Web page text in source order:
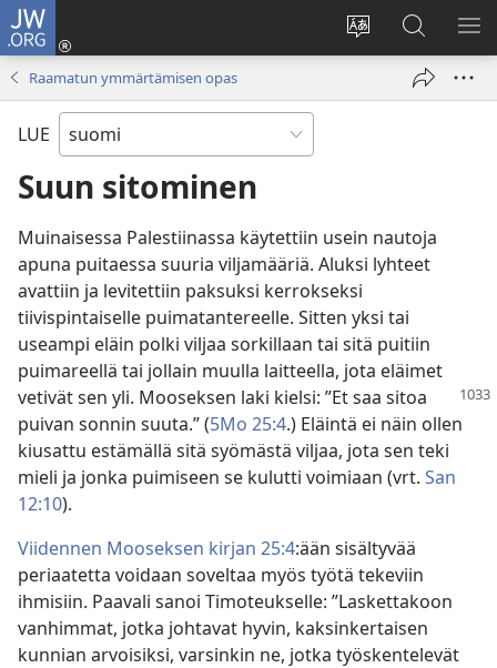
JW.ORG
Vaihda
sivuston
Kirjaudu
(avaa
Hae
JW.ORG-
sivustolta
Raamatun ymmärtämisen opas
LUE
Suun sitominen
Muinaisessa Palestiinassa käytettiin usein nautoja
apuna puitaessa suuria viljamääriä. Aluksi lyhteet
avattiin ja levitettiin paksuksi kerrokseksi
tiivispintaiselle puimatantereelle. Sitten yksi tai
useampi eläin polki viljaa sorkillaan tai sitä puitiin
puimareellä tai jollain muulla laitteella, jota eläimet
vetivätsen yli. Mooseksen laki kielsi: ”Et saa sitoa
puivan sonnin suuta.” (5Mo 25:4.) Eläintä ei näin ollen
kiusattu estämällä sitä syömästä viljaa, jota sen teki
mieli ja jonka puimiseen se kulutti voimiaan (vrt. San
12:10).
Viidennen Mooseksen kirjan 25:4:ään sisältyvää
periaatetta voidaan soveltaa myös työtä tekeviin
ihmisiin. Paavali sanoi Timoteukselle: ”Laskettakoon
vanhimmat, jotka johtavat hyvin, kaksinkertaisen
kunnian arvoisiksi, varsinkin ne, jotka työskentelevät